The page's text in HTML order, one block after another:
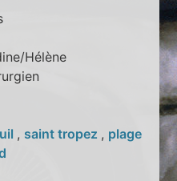
Hélène
, saint tropez , plage